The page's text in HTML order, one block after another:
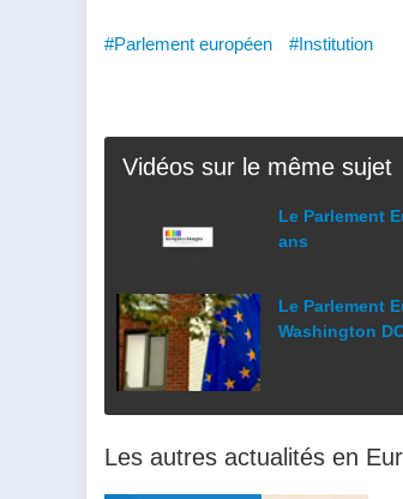
#Parlement européen #Institution
Vidéos sur le même sujet
Le Parlement
ans
Le Parlement
Washington
Les autres actualités en